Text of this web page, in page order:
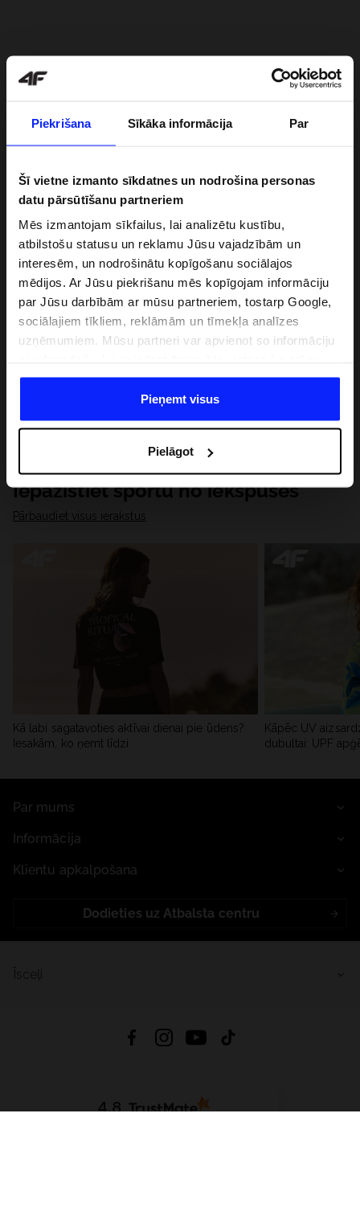
Piekrišana Sīkāka informācija Par
Šī vietne izmanto sīkdatnes un nodrošina personas
datu pārsūtīšanu partneriem
Mēs izmantojam sīkfailus, lai analizētu kustību,
atbilstošu statusu un reklamu Jūsu vajadzībām un
interesēm, un nodrošinātu kopīgošanu sociālajos
mēdijos. Ar Jūsu piekrišanu mēs kopīgojam informāciju
par Jūsu darbībām ar mūsu partneriem, tostarp Google,
sociālajiem tīkliem, reklāmām un tīmekļa analīzes
uzņēmumiem. Mūsu partneri var apvienot so informāciju
datiem, ko viņi iegūst, izmantojot viņu pakalpojumus. Ar
Jūsu atļauju, mēs varam pārsūtīt Jūsu personas datus
saviem partneriem, lai uzlabotu veidu, kadā tiek rādīta
saturu un uzlabotu mūsu partneru piedāvātos risinajumus
( piem. socialos tīklus). Detalizētu informāciju var atrast
mūsu Privātuma politikā un sadaļā "Detaļas".
Pieņemt visus
Pielāgot
Iepazīstiet sportu no iekšpuses
Pārbaudiet visus ierakstus
Kā labi sagatavoties aktīvai dienai pie ūdens?
Iesakām, ko ņemt līdzi
Kāpēc UV
dubultai: UPF
Par mums
Informācija
Klientu apkalpošana
Dodieties uz Atbalsta centru
4.8